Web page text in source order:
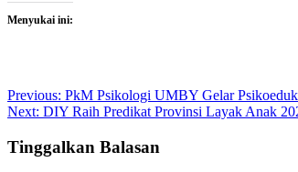
Menyukai ini:
Post
navigation
Previous: PkM Psikologi UMBY Gelar
Next: DIY Raih Predikat Provinsi Layak Anak
Tinggalkan Balasan